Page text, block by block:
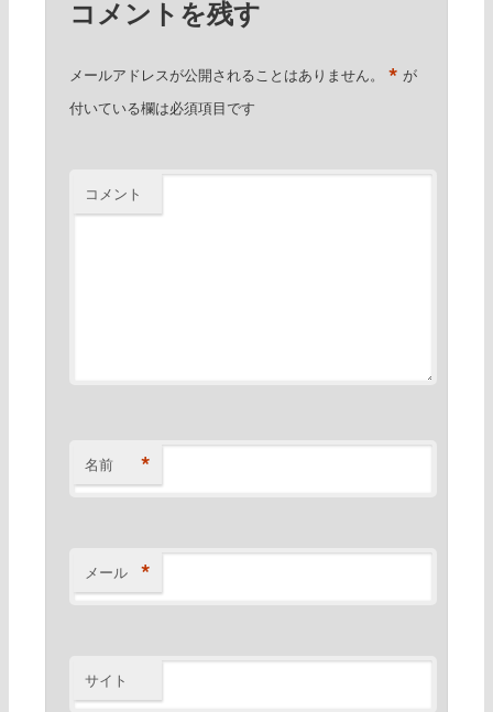
コメントを残す
メールアドレスが公開されることはありません。 * が
付いている欄は必須項目です
コメント
名前 *
メール *
サイト